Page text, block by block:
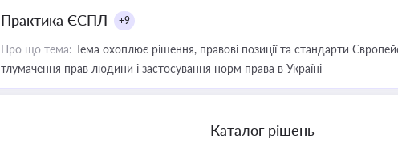
Практика ЄСПЛ +9
Про що тема: Тема охоплює рішення, правові позиції та стандарти
тлумачення прав людини і застосування норм права в Україні
Каталог рішень